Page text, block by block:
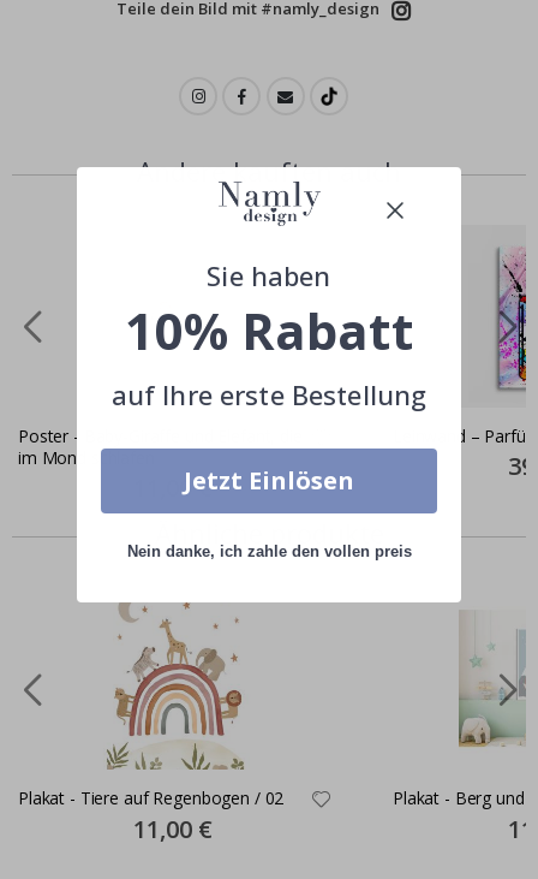
Teile dein Bild mit #namly_design
Andere kauften auch
Poster - Baby-Giraffe und Elefant, die
im Mond schlafen
11,00 €
Leinwand –
Plakat - Tiere auf Regenbogen / 02
Special
Price
11,00 €
Plakat - Berg und
Sie haben
10% Rabatt
auf Ihre erste Bestellung
Jetzt Einlösen
Nein danke, ich zahle den vollen preis